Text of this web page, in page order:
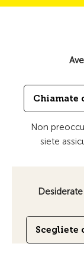
Chiamate
Non
siete
Scegliete